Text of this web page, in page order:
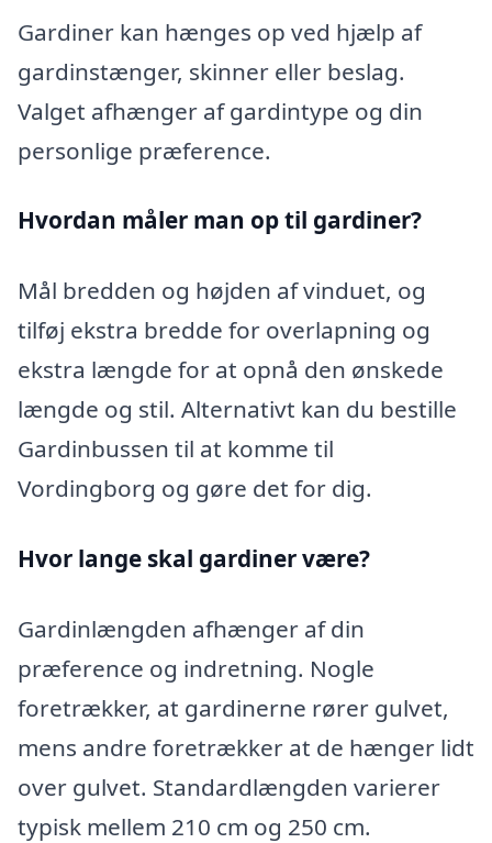
Gardiner kan hænges op ved hjælp af
gardinstænger, skinner eller beslag.
Valget afhænger af gardintype og din
personlige præference.
Hvordan måler man op til gardiner?
Mål bredden og højden af vinduet, og
tilføj ekstra bredde for overlapning og
ekstra længde for at opnå den ønskede
længde og stil. Alternativt kan du bestille
Gardinbussen til at komme til
Vordingborg og gøre det for dig.
Hvor lange skal gardiner være?
Gardinlængden afhænger af din
præference og indretning. Nogle
foretrækker, at gardinerne rører gulvet,
mens andre foretrækker at de hænger lidt
over gulvet. Standardlængden varierer
typisk mellem 210 cm og 250 cm.